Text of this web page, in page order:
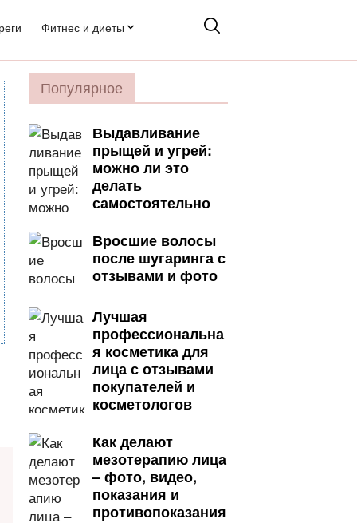
Фитнес и диеты
Популярное
Выдавливание
прыщей и угрей:
можно ли это
делать
самостоятельно
Вросшие волосы
после шугаринга с
отзывами и фото
Лучшая
профессиональна
я косметика для
лица с отзывами
покупателей и
косметологов
Как делают
мезотерапию лица
– фото, видео,
показания и
противопоказания